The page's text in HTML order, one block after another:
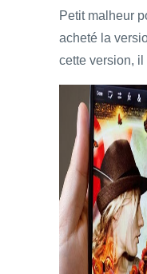
Petit malheur
acheté la
cette version, il